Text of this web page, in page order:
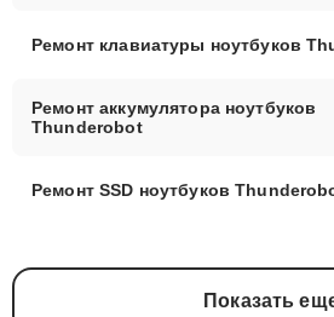
Ремонт клавиатуры ноутбуков
Ремонт аккумулятора ноутбуков
Thunderobot
Ремонт SSD ноутбуков
Показать